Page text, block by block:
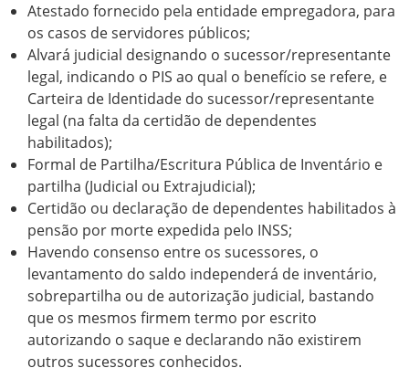
Atestado fornecido pela entidade empregadora, para
os casos de servidores públicos;
Alvará judicial designando o sucessor/representante
legal, indicando o PIS ao qual o benefício se refere, e
Carteira de Identidade do sucessor/representante
legal (na falta da certidão de dependentes
habilitados);
Formal de Partilha/Escritura Pública de Inventário e
partilha (Judicial ou Extrajudicial);
Certidão ou declaração de dependentes habilitados à
pensão por morte expedida pelo INSS;
Havendo consenso entre os sucessores, o
levantamento do saldo independerá de inventário,
sobrepartilha ou de autorização judicial, bastando
que os mesmos firmem termo por escrito
autorizando o saque e declarando não existirem
outros sucessores conhecidos.